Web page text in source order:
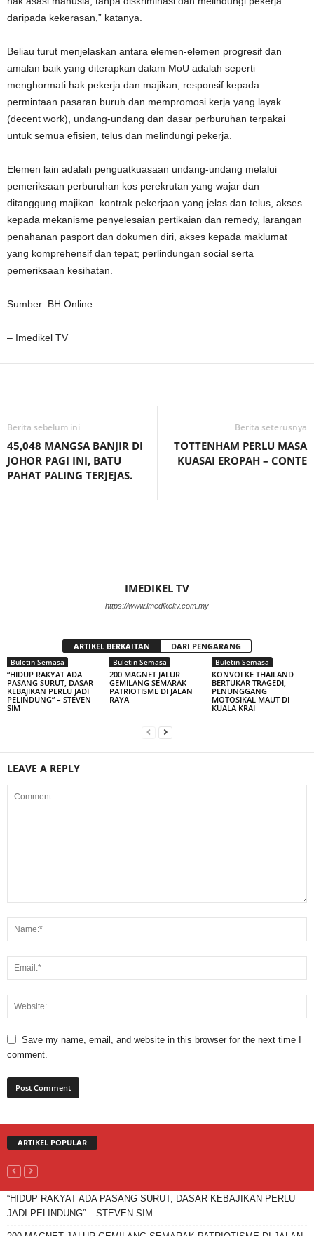
daripada kekerasan,” katanya.
Beliau turut menjelaskan antara elemen-elemen progresif dan
amalan baik yang diterapkan dalam MoU adalah seperti
menghormati hak pekerja dan majikan, responsif kepada
permintaan pasaran buruh dan mempromosi kerja yang layak
(decent work), undang-undang dan dasar perburuhan terpakai
untuk semua efisien, telus dan melindungi pekerja.
Elemen lain adalah penguatkuasaan undang-undang melalui
pemeriksaan perburuhan kos perekrutan yang wajar dan
ditanggung majikan kontrak pekerjaan yang jelas dan telus, akses
kepada mekanisme penyelesaian pertikaian dan remedy, larangan
penahanan pasport dan dokumen diri, akses kepada maklumat
yang komprehensif dan tepat; perlindungan social serta
pemeriksaan kesihatan.
Sumber: BH Online
– Imedikel TV
Berita sebelum ini
45,048 MANGSA BANJIR DI
JOHOR PAGI INI, BATU
PAHAT PALING TERJEJAS.
Berita seterusnya
TOTTENHAM PERLU MASA
KUASAI EROPAH – CONTE
IMEDIKEL TV
https://www.imedikeltv.com.my
ARTIKEL BERKAITAN DARI PENGARANG
Buletin Semasa
“HIDUP RAKYAT ADA
PASANG SURUT, DASAR
KEBAJIKAN PERLU JADI
PELINDUNG” – STEVEN
SIM
Buletin Semasa
200 MAGNET JALUR
GEMILANG SEMARAK
PATRIOTISME DI JALAN
RAYA
Buletin Semasa
KONVOI KE THAILAND
BERTUKAR TRAGEDI,
PENUNGGANG
MOTOSIKAL MAUT DI
KUALA KRAI
LEAVE A REPLY
Save my name, email, and website in this browser for the next time I
comment.
ARTIKEL POPULAR
“HIDUP RAKYAT ADA PASANG SURUT, DASAR KEBAJIKAN PERLU
JADI PELINDUNG” – STEVEN SIM